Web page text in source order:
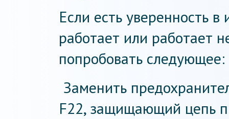
Если есть уверенность
работает или работает
попробовать следующее:
Заменить
F22, защищающий цепь